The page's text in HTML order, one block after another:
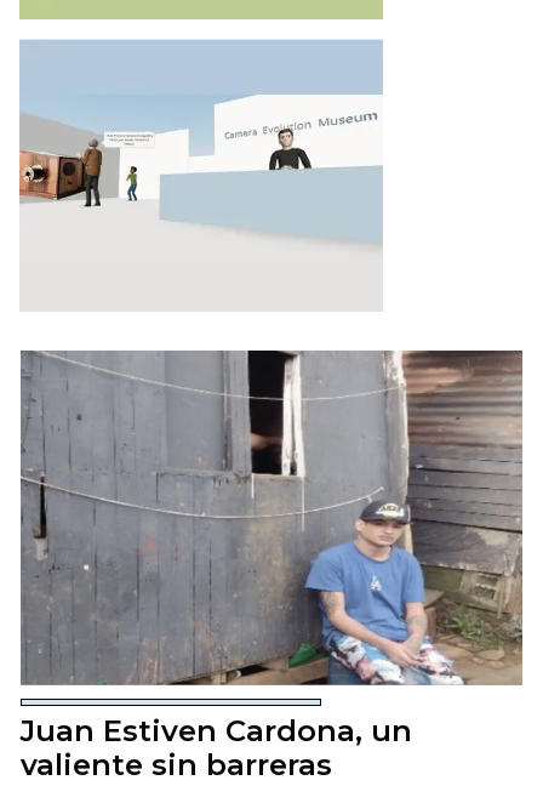
Juan Estiven Cardona, un
valiente sin barreras